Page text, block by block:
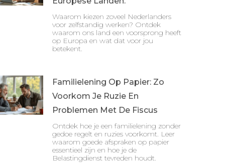
Waarom kiezen zoveel Nederlanders
voor zelfstandig werken? Ontdek
waarom ons land een voorsprong heeft
op Europa en wat dat voor jou
betekent.
Familielening Op Papier: Zo
Voorkom Je Ruzie En
Problemen Met De Fiscus
Ontdek hoe je een familielening zonder
gedoe regelt en ruzies voorkomt. Leer
waarom goede afspraken op papier
essentieel zijn en hoe je de
Belastingdienst tevreden houdt.